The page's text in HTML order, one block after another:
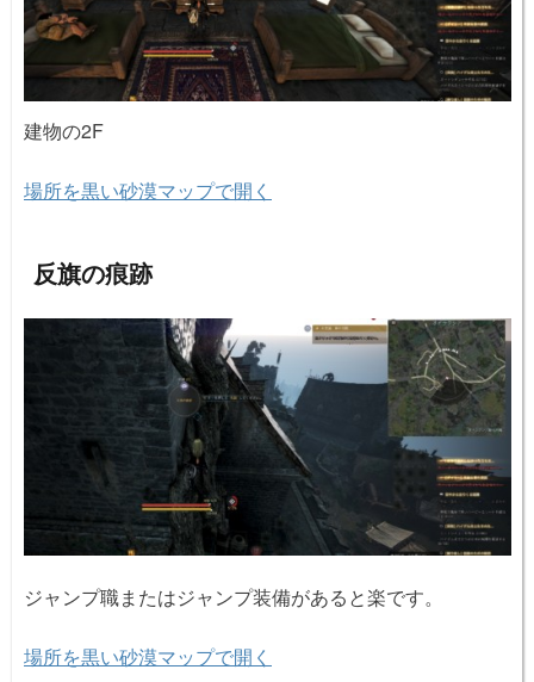
建物の2F
場所を黒い砂漠マップで開く
反旗の痕跡
ジャンプ職またはジャンプ装備があると楽です。
場所を黒い砂漠マップで開く